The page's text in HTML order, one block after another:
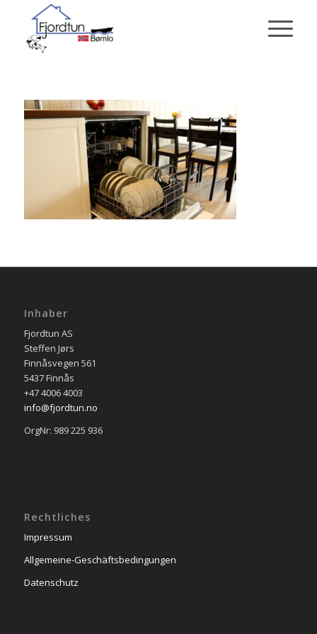
Inhaber
Fjordtun AS
Steffen Jørs
Finnåsvegen 561
5437 Finnås
+47 4006 4003
info@fjordtun.no
OrgNr: 989 225 936
Rechtliches
Impressum
Allgemeine-Geschäftsbedingungen
Datenschutz